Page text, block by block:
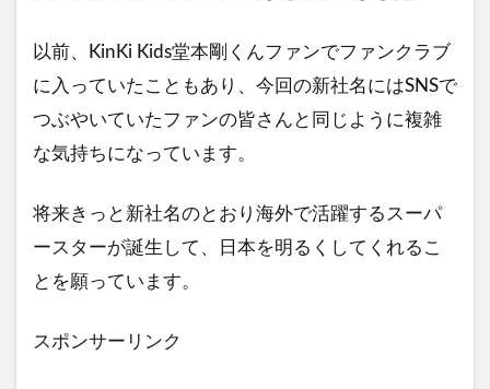
以前、KinKi Kids堂本剛くんファンでファンクラブ
に入っていたこともあり、今回の新社名にはSNSで
つぶやいていたファンの皆さんと同じように複雑
な気持ちになっています。
将来きっと新社名のとおり海外で活躍するスーパ
ースターが誕生して、日本を明るくしてくれるこ
とを願っています。
スポンサーリンク